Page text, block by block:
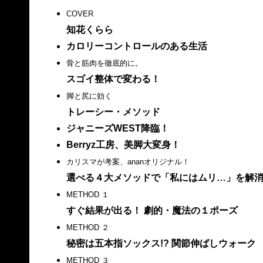
COVER
知花くらら
カロリーコントロールのある生活
骨と筋肉を徹底的に。
スゴイ整体で変わる！
脚と尻に効く
トレーシー・メソッド
ジャニーズWEST降臨！
Berryz工房、美脚大変身！
カリスマが考案、ananオリジナル！
選べる４大メソッドで「私にはムリ…」を解
METHOD １
すぐ結果が出る！ 劇的・魔法の１ポーズ
METHOD ２
秘密は五本指ソックス!? 関節伸ばしウォーク
METHOD ３